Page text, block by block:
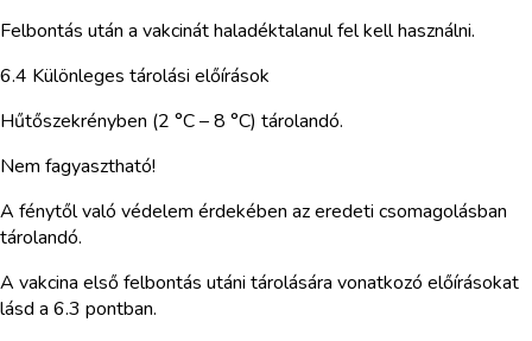
Felbontás után a vakcinát haladéktalanul fel kell használni.
6.4 Különleges tárolási előírások
Hűtőszekrényben (2 °C – 8 °C) tárolandó.
Nem fagyasztható!
A fénytől való védelem érdekében az eredeti csomagolásban
tárolandó.
A vakcina első felbontás utáni tárolására vonatkozó előírásokat
lásd a 6.3 pontban.